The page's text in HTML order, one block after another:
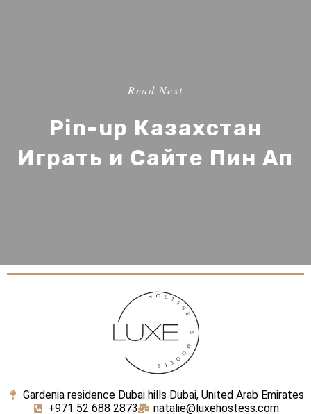
Read Next
Pin-up Казахстан
Играть и Сайте Пин Ап
Gardenia residence Dubai hills Dubai, United Arab Emirates
+971 52 688 2873
natalie@luxehostess.com